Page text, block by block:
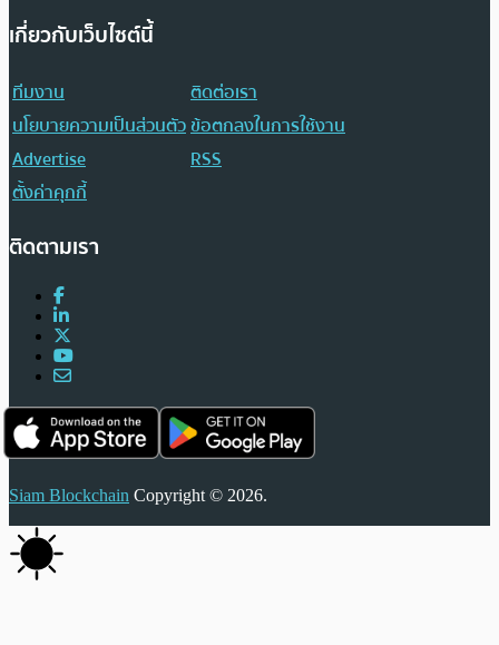
เกี่ยวกับเว็บไซต์นี้
ทีมงาน
ติดต่อเรา
นโยบายความเป็นส่วนตัวข้อตกลงในการใช้งาน
Advertise
RSS
ตั้งค่าคุกกี้
ติดตามเรา
Siam Blockchain Copyright © 2026.